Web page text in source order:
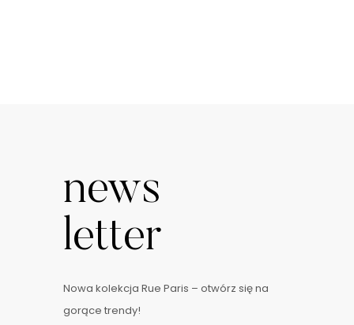
news
letter
Nowa kolekcja Rue Paris – otwórz się na
gorące trendy!